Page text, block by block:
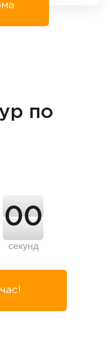
по
00
секунд